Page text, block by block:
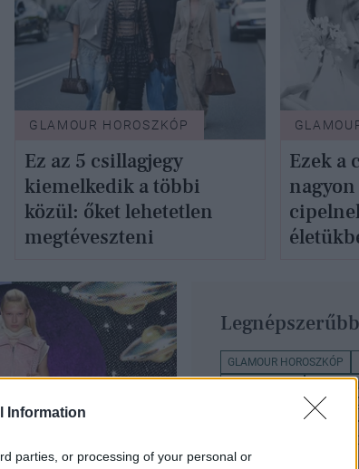
Information
parties, or processing of your personal or
GLAMOUR HOROSZKÓP
Ez az 5 csillagjegy
kiemelkedik a többi
közül: őket lehetetlen
megtéveszteni
Ezek a
GLAMOUR HOROSZKÓP
KOS CSILLAGJEGY
BIKA